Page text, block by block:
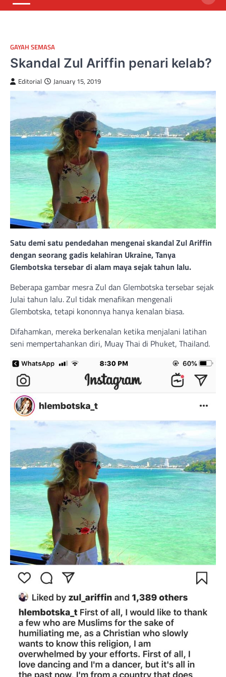
GAYAH SEMASA
Skandal Zul Ariffin penari kelab?
Editorial January 15, 2019
Satu demi satu pendedahan mengenai skandal Zul Ariffin
dengan seorang gadis kelahiran Ukraine, Tanya
Glembotska tersebar di alam maya sejak tahun lalu.
Beberapa gambar mesra Zul dan Glembotska tersebar sejak
Julai tahun lalu. Zul tidak menafikan mengenali
Glembotska, tetapi kononnya hanya kenalan biasa.
Difahamkan, mereka berkenalan ketika menjalani latihan
seni mempertahankan diri, Muay Thai di Phuket, Thailand.